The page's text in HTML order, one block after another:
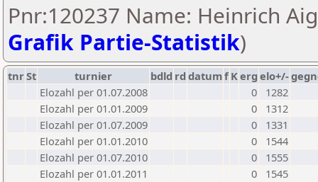
Pnr:120237 Name: Heinrich
Grafik Partie-Statistik)
tnrSt turnier bdld rd datumf Kerg elo+/-
Elozahl per 01.07.2008
0
1282
Elozahl per 01.01.2009
0
1312
Elozahl per 01.07.2009
0
1331
Elozahl per 01.01.2010
0
1544
Elozahl per 01.07.2010
0
1555
Elozahl per 01.01.2011
0
1545